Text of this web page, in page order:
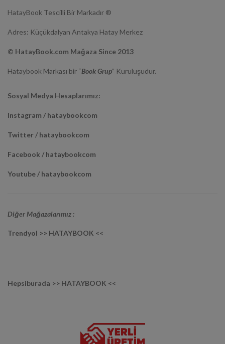
HatayBook Tescilli Bir Markadır ®
Adres: Küçükdalyan Antakya Hatay Merkez
© HatayBook.com Mağaza Since 2013
Hataybook Markası bir “Book Grup” Kuruluşudur.
Sosyal Medya Hesaplarımız:
Instagram / hataybookcom
Twitter / hataybookcom
Facebook / hataybookcom
Youtube / hataybookcom
Diğer Mağazalarımız :
Trendyol >> HATAYBOOK <<
Hepsiburada >> HATAYBOOK <<